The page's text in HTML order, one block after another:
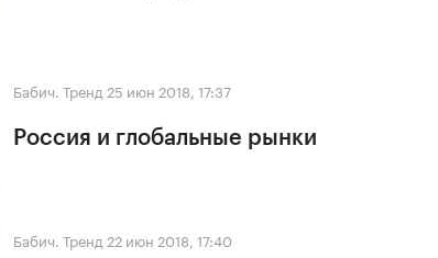
Бабич. Тренд 25 июн 2018, 17:37
Россия и глобальные рынки
Бабич. Тренд 22 июн 2018, 17:40